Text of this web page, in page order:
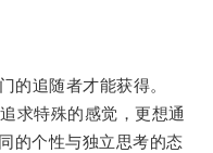
追随者才能获得。
特殊的感觉，更想通
的个性与独立思考的态